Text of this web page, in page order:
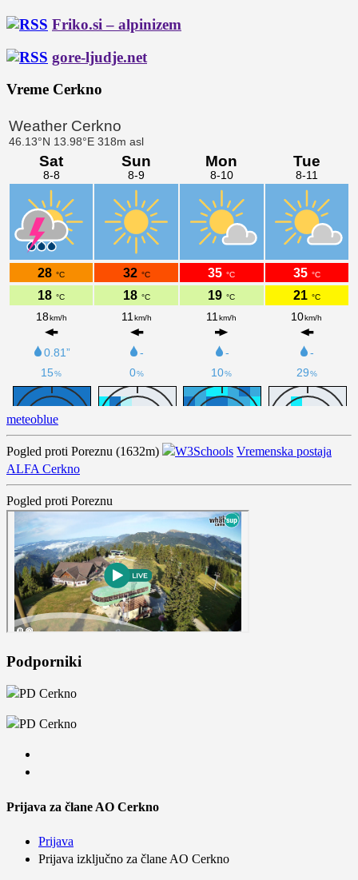
Friko.si – alpinizem
gore-ljudje.net
Vreme Cerkno
meteoblue
Pogled proti Poreznu (1632m)
Vremenska postaja
ALFA Cerkno
Pogled proti Poreznu
Podporniki
Prijava za člane AO Cerkno
Prijava
Prijava izključno za člane AO Cerkno